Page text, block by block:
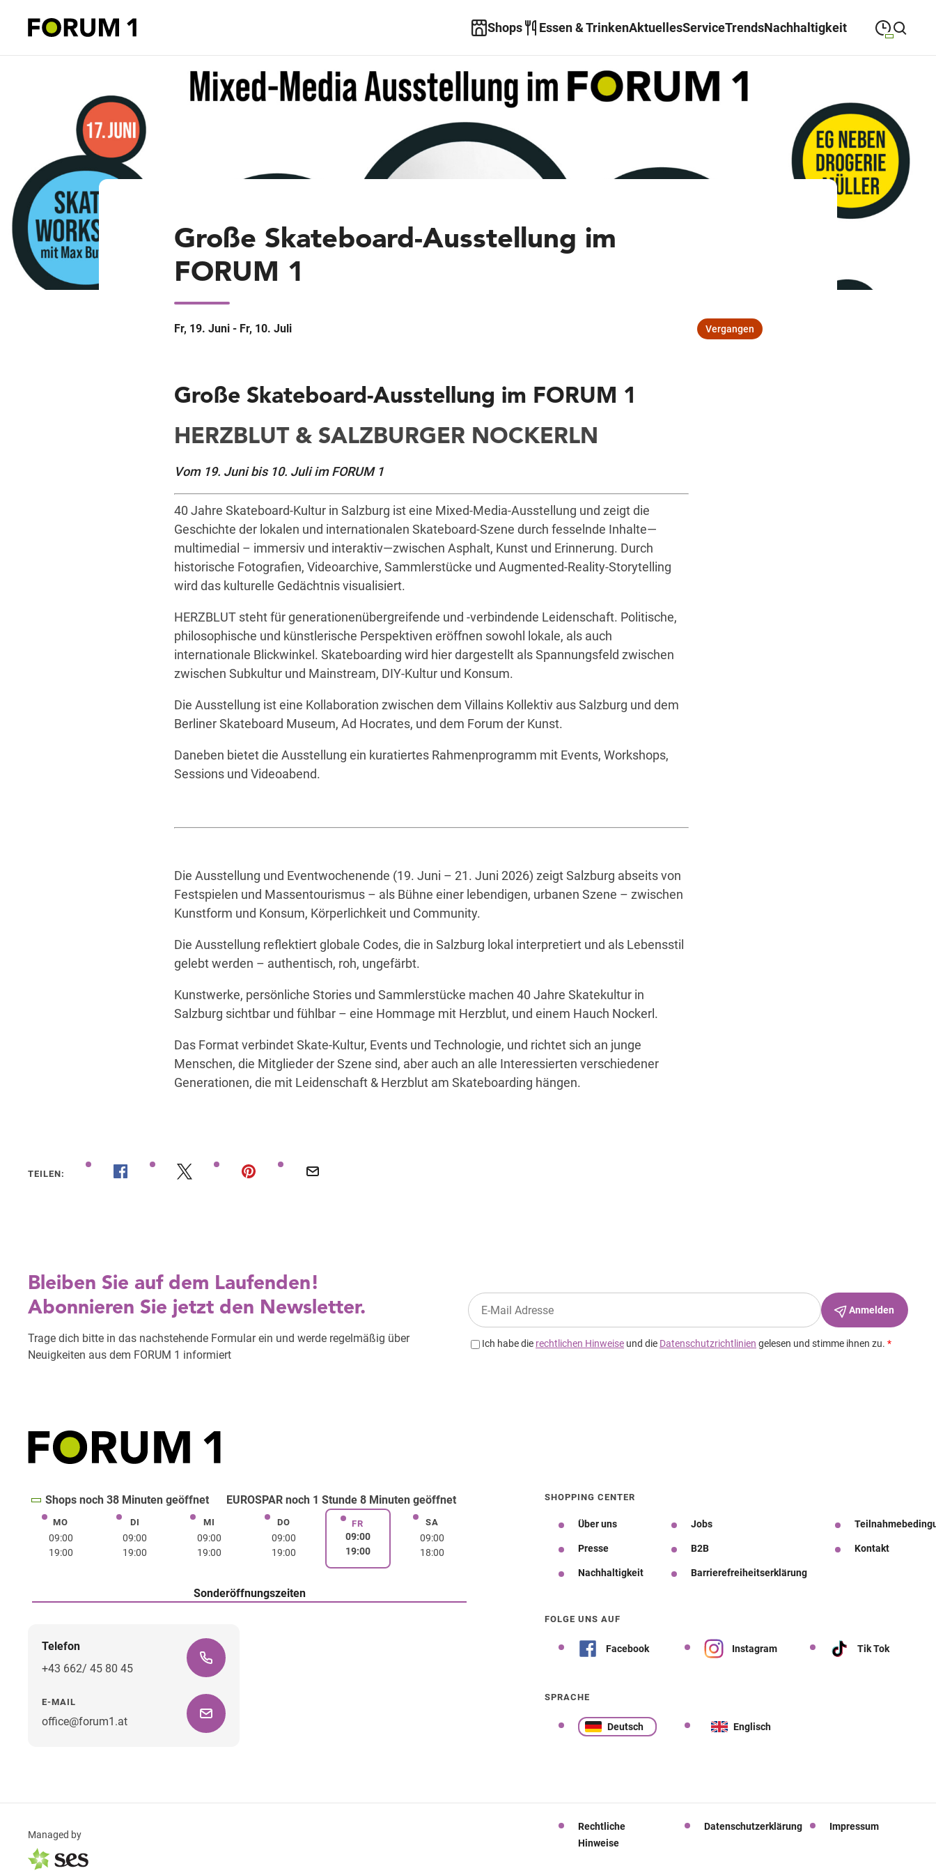
Shops Essen & TrinkenAktuellesServiceTrendsNachhaltigkeit
Suche schließen
09:00— 19:00
Mittwoch
MITTWOCH 09:00—19:00
09:00 — 19:00
Große Skateboard-Ausstellung im
FORUM 1
Fr, 19. Juni - Fr, 10. Juli Vergangen
Große Skateboard-Ausstellung im FORUM 1
HERZBLUT & SALZBURGER NOCKERLN
Vom 19. Juni bis 10. Juli im FORUM 1
40 Jahre Skateboard-Kultur in Salzburg ist eine Mixed-Media-Ausstellung und zeigt die
Geschichte der lokalen und internationalen Skateboard-Szene durch fesselnde Inhalte—
multimedial – immersiv und interaktiv—zwischen Asphalt, Kunst und Erinnerung. Durch
historische Fotografien, Videoarchive, Sammlerstücke und Augmented-Reality-Storytelling
wird das kulturelle Gedächtnis visualisiert.
HERZBLUT steht für generationenübergreifende und -verbindende Leidenschaft. Politische,
philosophische und künstlerische Perspektiven eröffnen sowohl lokale, als auch
internationale Blickwinkel. Skateboarding wird hier dargestellt als Spannungsfeld zwischen
zwischen Subkultur und Mainstream, DIY-Kultur und Konsum.
Die Ausstellung ist eine Kollaboration zwischen dem Villains Kollektiv aus Salzburg und dem
Berliner Skateboard Museum, Ad Hocrates, und dem Forum der Kunst.
Daneben bietet die Ausstellung ein kuratiertes Rahmenprogramm mit Events, Workshops,
Sessions und Videoabend.
Die Ausstellung und Eventwochenende (19. Juni – 21. Juni 2026) zeigt Salzburg abseits von
Festspielen und Massentourismus – als Bühne einer lebendigen, urbanen Szene – zwischen
Kunstform und Konsum, Körperlichkeit und Community.
Die Ausstellung reflektiert globale Codes, die in Salzburg lokal interpretiert und als Lebensstil
gelebt werden – authentisch, roh, ungefärbt.
Kunstwerke, persönliche Stories und Sammlerstücke machen 40 Jahre Skatekultur in
Salzburg sichtbar und fühlbar – eine Hommage mit Herzblut, und einem Hauch Nockerl.
Das Format verbindet Skate-Kultur, Events und Technologie, und richtet sich an junge
Menschen, die Mitglieder der Szene sind, aber auch an alle Interessierten verschiedener
Generationen, die mit Leidenschaft & Herzblut am Skateboarding hängen.
TEILEN:
Shops noch 38 Minuten geöffnet EUROSPAR noch 1 Stunde 8 Minuten geöffnet
MOMontag
09:00
19:00
DIDienstag
09:00
19:00
MIMittwoch
09:00
19:00
DODonnerstag
09:00
19:00
FRFreitag
09:00
19:00
SASamstag
09:00
18:00
Sonderöffnungszeiten
Telefon
+43 662/ 45 80 45
E-MAIL
office@forum1.at
SHOPPING CENTER
Über uns Jobs
Presse B2B Kontakt
Nachhaltigkeit Barrierefreiheitserklärung
FOLGE UNS AUF
Facebook Instagram Tik Tok
SPRACHE
Deutsch Englisch
Managed by
Rechtliche
Hinweise
Datenschutzerklärung Impressum